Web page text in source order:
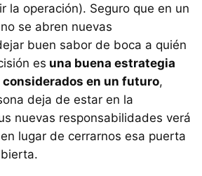
la operación). Seguro que en un
se abren nuevas
buen sabor de boca a quién
es una buena estrategia
considerados en un futuro,
deja de estar en la
nuevas responsabilidades verá
lugar de cerrarnos esa puerta